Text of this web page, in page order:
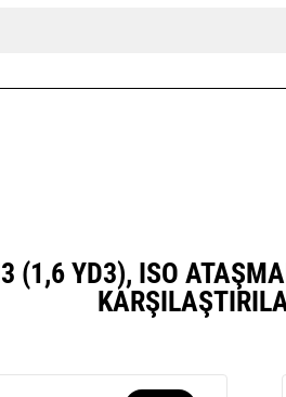
(1,6 YD3), ISO